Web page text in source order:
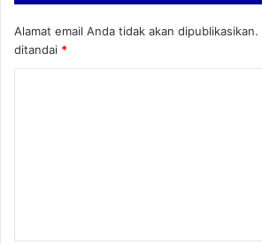
Alamat email Anda tidak akan dipublikasikan.
ditandai *